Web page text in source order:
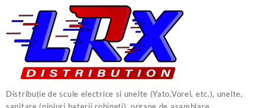
Distribuție de scule electrice si unelte (Yato,Vorel, etc.), unelte,